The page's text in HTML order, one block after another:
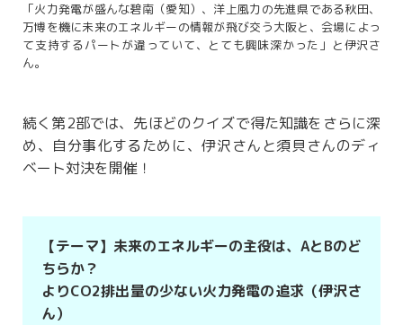
「火力発電が盛んな碧南（愛知）、洋上風力の先進県である秋田、
万博を機に未来のエネルギーの情報が飛び交う大阪と、会場によっ
て支持するパートが違っていて、とても興味深かった」と伊沢さ
ん。
続く第2部では、先ほどのクイズで得た知識をさらに深
め、自分事化するために、伊沢さんと須貝さんのディ
ベート対決を開催！
【テーマ】未来のエネルギーの主役は、AとBのど
ちらか？
よりCO2排出量の少ない火力発電の追求（伊沢さ
ん）